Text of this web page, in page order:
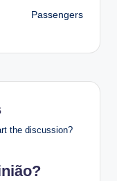
Passengers
the discussion?